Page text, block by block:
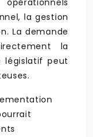
la gestion
La demande
la
législatif peut